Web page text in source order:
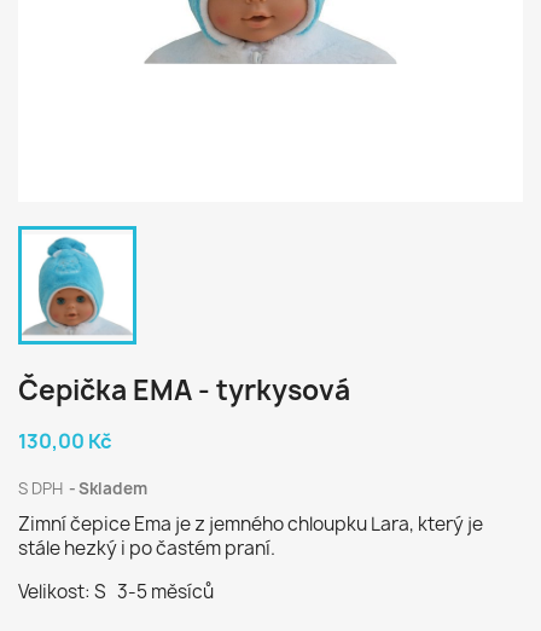
Čepička EMA - tyrkysová
130,00 Kč
S DPH Skladem
Zimní čepice Ema je z jemného chloupku Lara, který je
stále hezký i po častém praní.
Velikost: S 3-5 měsíců